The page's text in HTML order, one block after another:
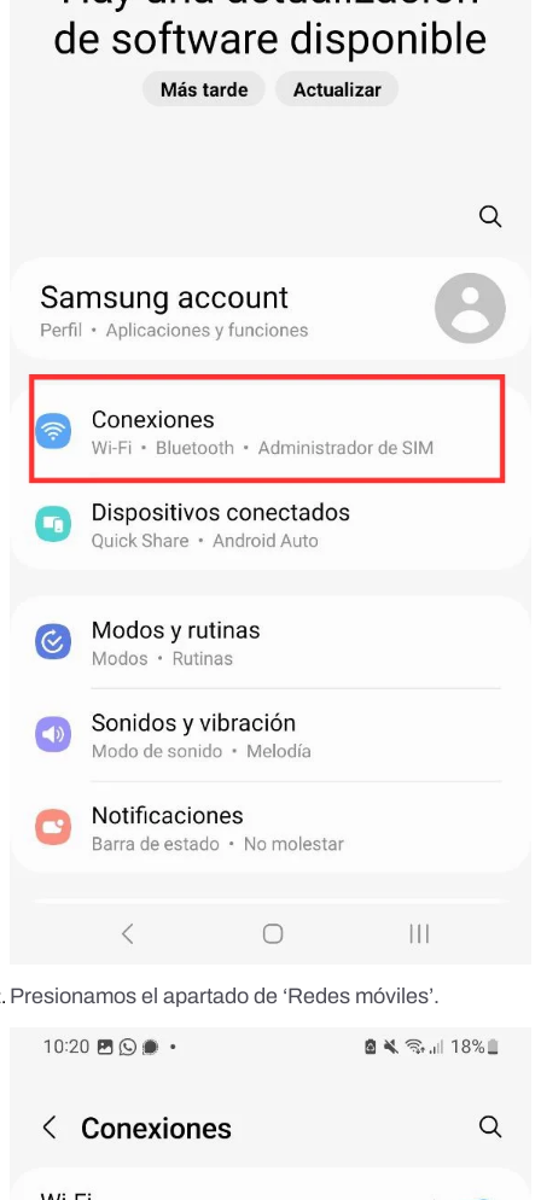
Presionamos el apartado de ‘Redes móviles’.